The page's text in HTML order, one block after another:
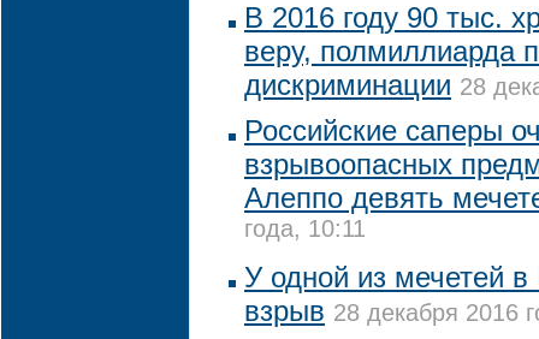
В 2016 году 90 тыс.
веру, полмиллиарда
дискриминации 28
Российские саперы
взрывоопасных
Алеппо девять
года, 10:11
У одной из мечетей
взрыв 28 декабря 2016